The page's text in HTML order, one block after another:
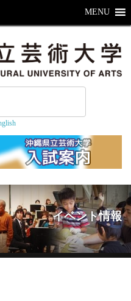
MENU
イベント情報